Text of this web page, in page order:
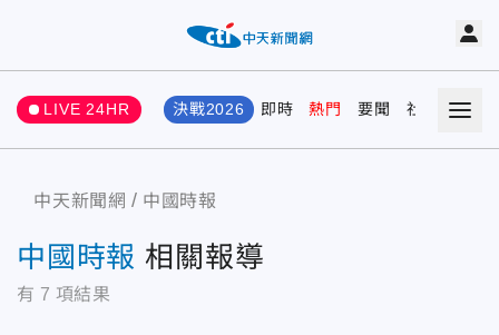
LIVE 24HR 決戰2026 即時 熱門 要聞 社會 娛樂
中天新聞網 中國時報
中國時報 相關報導
有 7 項結果